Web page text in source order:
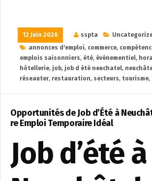
12 Juin 2026 sspta
annonces d'emploi, commerce,
emplois saisonniers, été, événementiel,
hôtellerie, job, job d été neuchatel,
réseauter, restauration, secteurs, tourisme,
Opportunités de Job d’Été à
re Emploi Temporaire Idéal
Job d’été à